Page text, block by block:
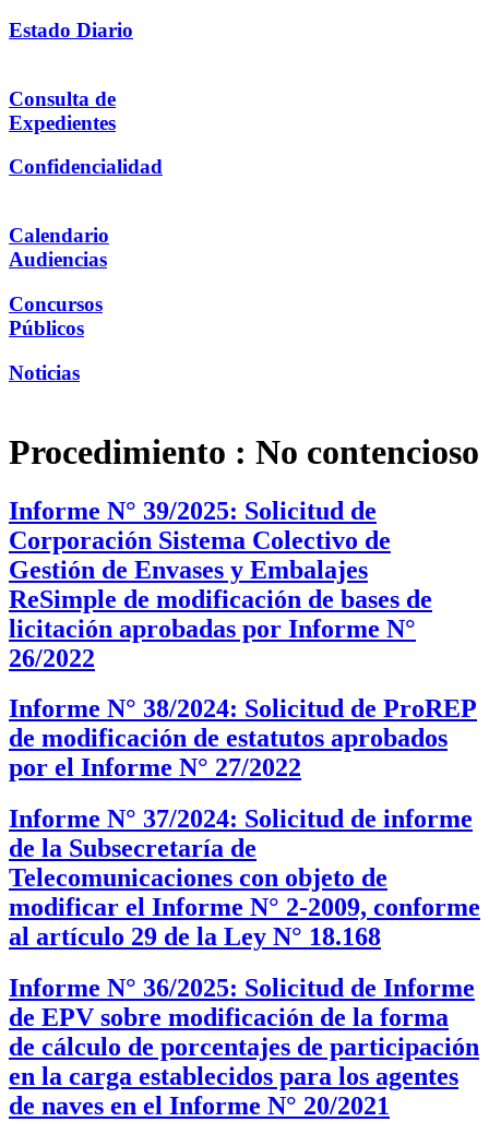
Estado Diario
Consulta de
Expedientes
Confidencialidad
Calendario
Audiencias
Concursos
Públicos
Noticias
Procedimiento : No contencioso
Informe N° 39/2025: Solicitud de
Corporación Sistema Colectivo de
Gestión de Envases y Embalajes
ReSimple de modificación de bases de
licitación aprobadas por Informe N°
26/2022
Informe N° 38/2024: Solicitud de ProREP
de modificación de estatutos aprobados
por el Informe N° 27/2022
Informe N° 37/2024: Solicitud de informe
de la Subsecretaría de
Telecomunicaciones con objeto de
modificar el Informe N° 2-2009, conforme
al artículo 29 de la Ley N° 18.168
Informe N° 36/2025: Solicitud de Informe
de EPV sobre modificación de la forma
de cálculo de porcentajes de participación
en la carga establecidos para los agentes
de naves en el Informe N° 20/2021